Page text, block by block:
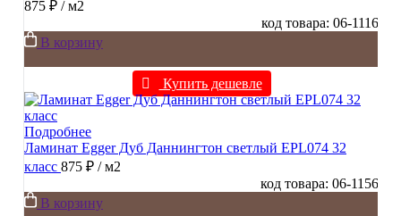
875 ₽ / м2
код товара: 06-1116
В корзину
Купить дешевле
Подробнее
Ламинат Egger Дуб Даннингтон светлый EPL074 32
класс 875 ₽ / м2
код товара: 06-1156
В корзину